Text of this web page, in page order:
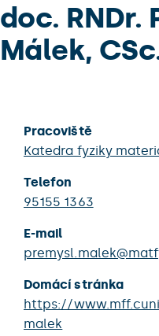
doc. RNDr.
Málek,
Pracoviště
Katedra fyziky
Telefon
95155 1363
E-mail
Domácí stránka
https://
malek